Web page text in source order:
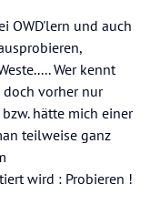
OWD'lern und auch
Wer kennt
doch vorher nur
hätte mich einer
teilweise ganz
wird : Probieren !